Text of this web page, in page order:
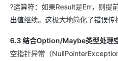
?运算符：如果Result是Err，则提
出值继续。这极大地简化了错误传
6.3 结合Option/Maybe类型处理
空指针异常（